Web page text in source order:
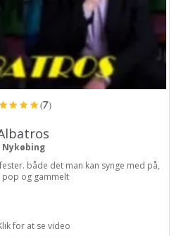
(7)
Nykøbing
både det man kan synge med på,
pop og gammelt
for at se video